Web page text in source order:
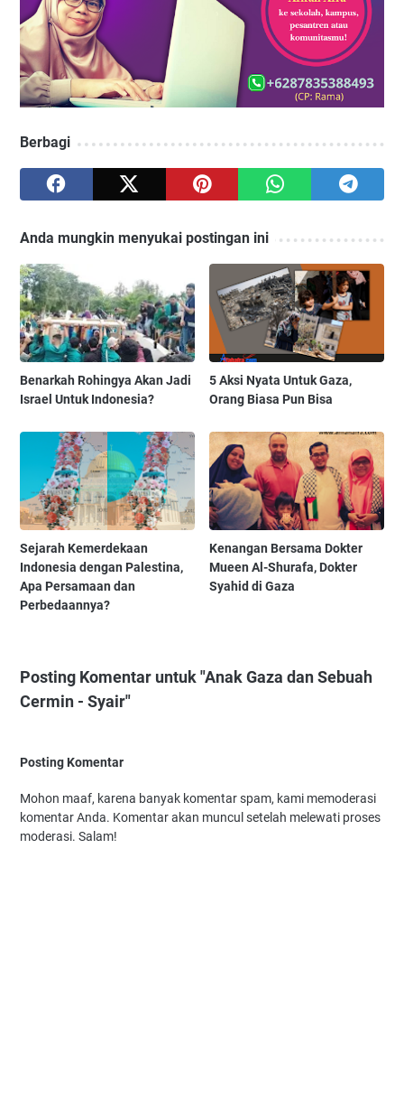
Berbagi
Anda mungkin menyukai postingan ini
Benarkah Rohingya Akan Jadi
Israel Untuk Indonesia?
5 Aksi Nyata Untuk Gaza,
Orang Biasa Pun Bisa
Sejarah Kemerdekaan
Indonesia dengan Palestina,
Apa Persamaan dan
Perbedaannya?
Kenangan Bersama Dokter
Mueen Al-Shurafa, Dokter
Syahid di Gaza
Posting Komentar untuk "Anak Gaza dan Sebuah
Cermin - Syair"
Posting Komentar
Mohon maaf, karena banyak komentar spam, kami memoderasi
komentar Anda. Komentar akan muncul setelah melewati proses
moderasi. Salam!